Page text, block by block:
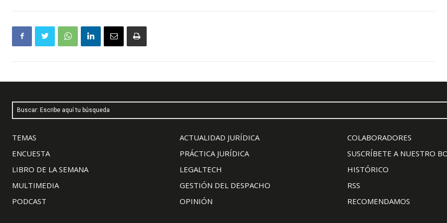
Buscar: Escribe aquí tu búsqueda
TEMAS
ENCUESTA
LIBRO DE LA SEMANA
MULTIMEDIA
PODCAST
ACTUALIDAD JURÍDICA
PRÁCTICA JURÍDICA
LEGALTECH
GESTIÓN DEL DESPACHO
OPINIÓN
COLABORADORES
SUSCRÍBETE A NUESTRO
HISTÓRICO
RSS
RECOMENDAMOS